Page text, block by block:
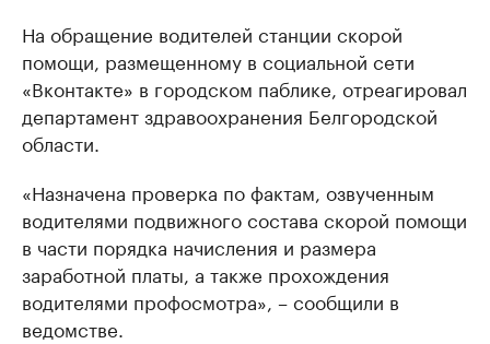
На обращение водителей станции скорой
помощи, размещенному в социальной сети
«Вконтакте» в городском паблике, отреагировал
департамент здравоохранения Белгородской
области.
«Назначена проверка по фактам, озвученным
водителями подвижного состава скорой помощи
в части порядка начисления и размера
заработной платы, а также прохождения
водителями профосмотра», – сообщили в
ведомстве.